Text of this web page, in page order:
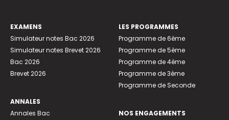
EXAMENS
Simulateur notes Bac 2026
Simulateur notes Brevet 2026
Bac 2026
Brevet 2026
ANNALES
Annales Bac
LES PROGRAMMES
Programme de 6ème
Programme de 5ème
Programme de 4ème
Programme de 3ème
Programme de Seconde
NOS ENGAGEMENTS